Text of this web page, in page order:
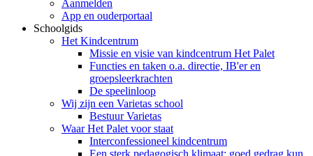
Aanmelden
App en ouderportaal
Schoolgids
Het Kindcentrum
Missie en visie van kindcentrum Het Palet
Functies en taken o.a. directie, IB'er en
groepsleerkrachten
De speelinloop
Wij zijn een Varietas school
Bestuur Varietas
Waar Het Palet voor staat
Interconfessioneel kindcentrum
Een sterk pedagogisch klimaat: goed gedrag kun